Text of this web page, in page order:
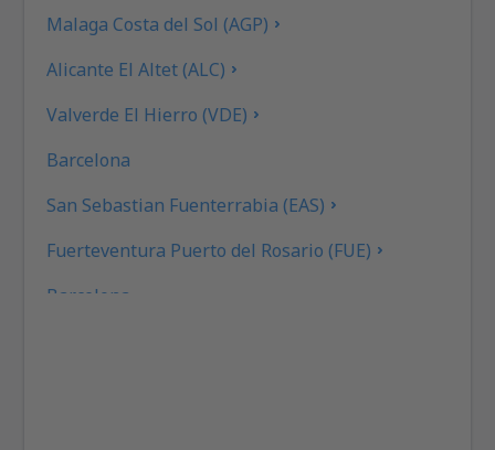
Malaga Costa del Sol (AGP)
Alicante El Altet (ALC)
Valverde El Hierro (VDE)
Barcelona
San Sebastian Fuenterrabia (EAS)
Fuerteventura Puerto del Rosario (FUE)
Barcelona